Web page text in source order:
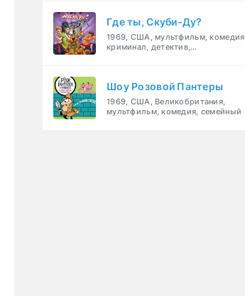
Где ты, Скуби-Ду?
1969, США, мультфильм, комедия,
криминал, детектив,
Шоу Розовой Пантеры
1969, США, Великобритания,
мультфильм, комедия, семейный